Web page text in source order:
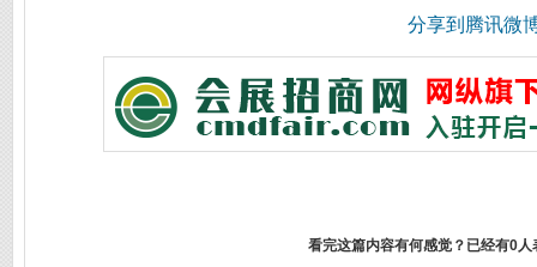
分享到 腾讯微
看完这篇内容有何感觉？已经有0人